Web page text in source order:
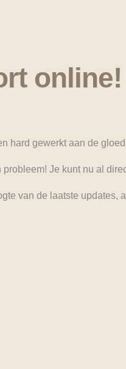
online!
hard gewerkt aan de
probleem! Je kunt nu al
van de laatste